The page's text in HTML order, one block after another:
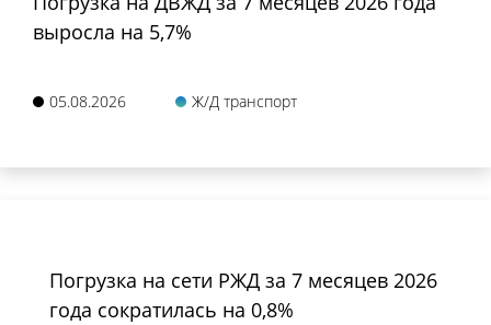
выросла на 5,7%
05.08.2026 Ж/Д транспорт
Погрузка на сети РЖД за 7 месяцев 2026
года сократилась на 0,8%